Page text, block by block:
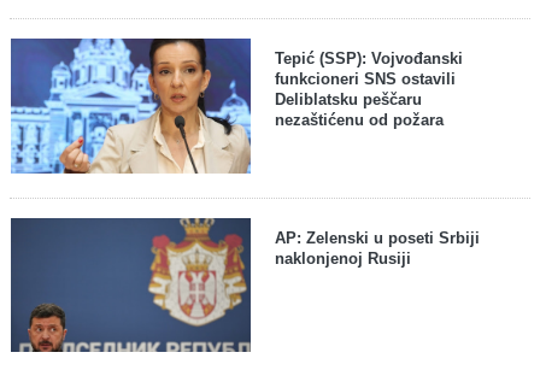
Tepić (SSP): Vojvođanski
funkcioneri SNS ostavili
Deliblatsku peščaru
nezaštićenu od požara
AP: Zelenski u poseti Srbiji
naklonjenoj Rusiji